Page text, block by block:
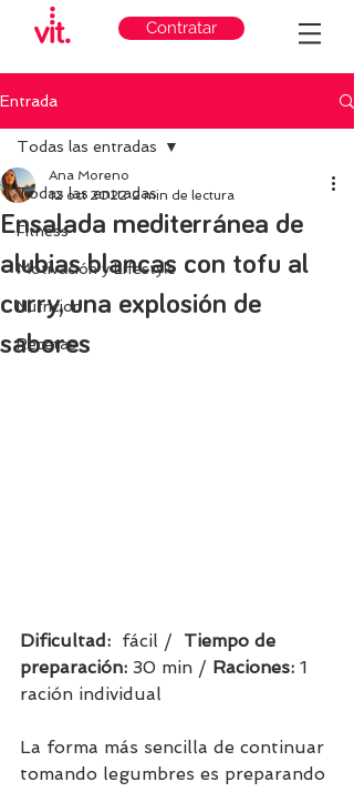
Contratar
Entrada
Todas las entradas
Fitness
Motivación y Lifestyle
Nutricion
Recetas
Todas las entradas
Ensalada mediterránea de
alubias blancas con tofu al
curry, una explosión de
sabores
Ana Moreno
12 oct 2022 2 min de lectura
Dificultad: fácil / Tiempo de
preparación: 30 min / Raciones: 1
ración individual
La forma más sencilla de continuar
tomando legumbres es preparando